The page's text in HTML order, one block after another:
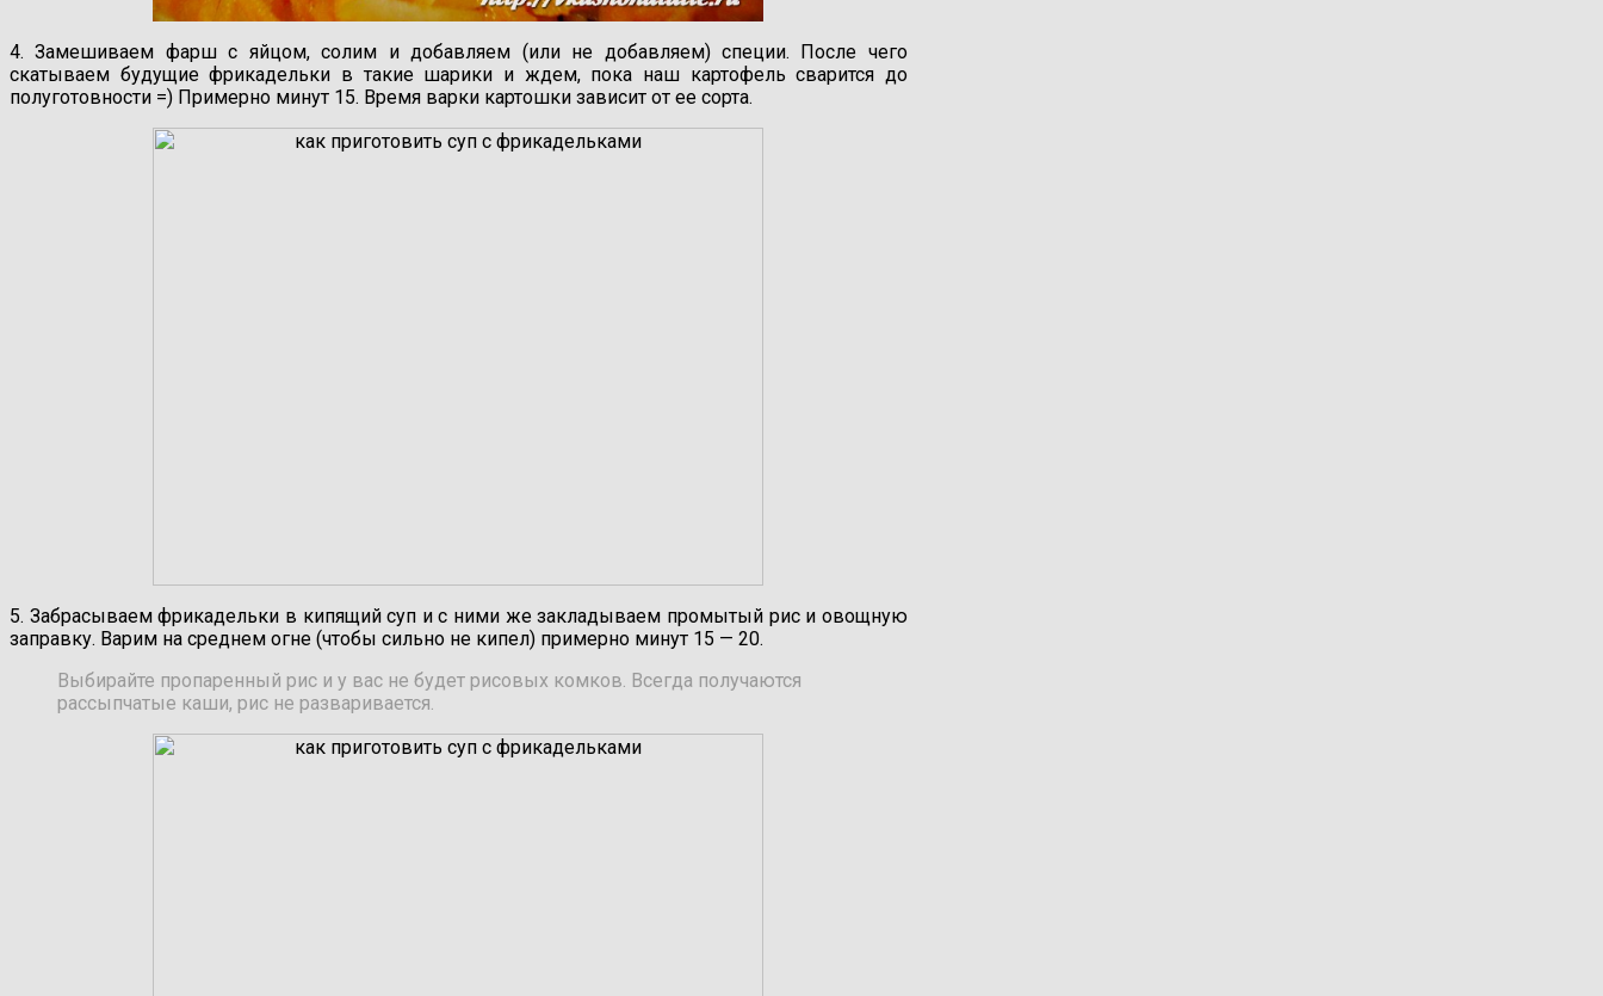
4. Замешиваем фарш с яйцом, солим и добавляем (или не добавляем) специи. После чего
скатываем будущие фрикадельки в такие шарики и ждем, пока наш картофель сварится до
полуготовности =) Примерно минут 15. Время варки картошки зависит от ее сорта.
5. Забрасываем фрикадельки в кипящий суп и с ними же закладываем промытый рис и овощную
заправку. Варим на среднем огне (чтобы сильно не кипел) примерно минут 15 — 20.
Выбирайте пропаренный рис и у вас не будет рисовых комков. Всегда получаются
рассыпчатые каши, рис не разваривается.